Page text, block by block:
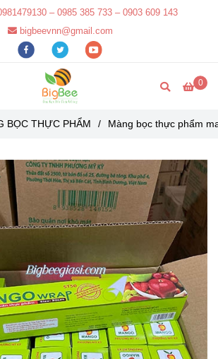
– 0985 385 733 – 0903 609 143
bigbeevnn@gmail.com
0
BỌC THỰC PHẨM / Màng bọc thực phẩm